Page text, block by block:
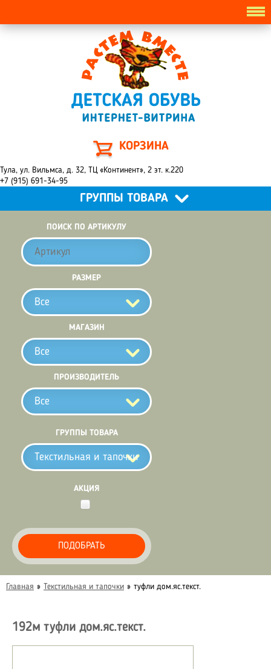
КОРЗИНА
Тула, ул. Вильмса, д. 32, ТЦ «Континент», 2 эт. к.220
+7 (915) 691-34-95
ГРУППЫ ТОВАРА
ПОИСК ПО АРТИКУЛУ
РАЗМЕР
Все
МАГАЗИН
Все
ПРОИЗВОДИТЕЛЬ
Все
ГРУППЫ ТОВАРА
Текстильная и тапочки
АКЦИЯ
ПОДОБРАТЬ
Главная » Текстильная и тапочки » туфли дом.яс.текст.
192м туфли дом.яс.текст.